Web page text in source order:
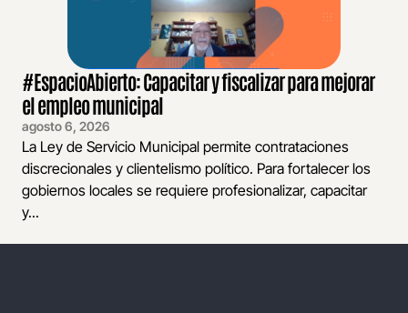
#EspacioAbierto: Capacitar y fiscalizar para mejorar
el empleo municipal
agosto 6, 2026
La Ley de Servicio Municipal permite contrataciones
discrecionales y clientelismo político. Para fortalecer los
gobiernos locales se requiere profesionalizar, capacitar
y...